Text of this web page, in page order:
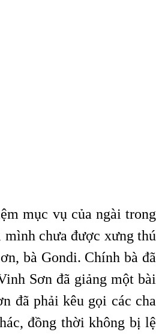
mục vụ của ngài trong
chưa được xưng thú
bà Gondi. Chính bà đã
Sơn đã giảng một bài
đã phải kêu gọi các cha
đồng thời không bị lệ